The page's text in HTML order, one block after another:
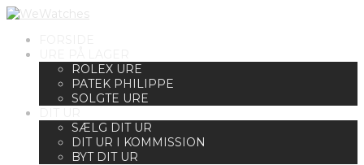
ROLEX URE
PATEK PHILIPPE
SOLGTE URE
SÆLG DIT UR
DIT UR I KOMMISSION
BYT DIT UR